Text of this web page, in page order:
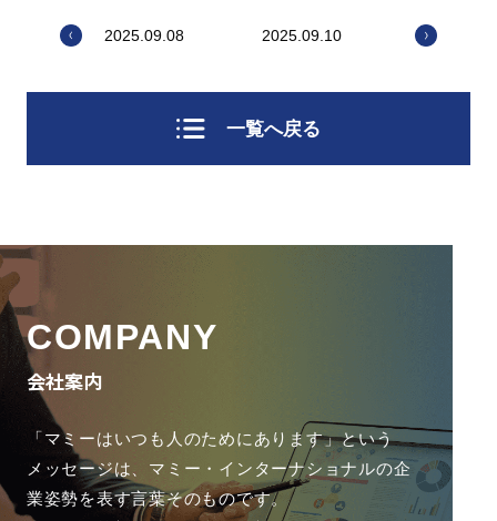
2025.09.08 2025.09.10
一覧へ戻る
COMPANY
会社案内
「マミーはいつも人のためにあります」という
メッセージは、 マミー・インターナショナルの企
業姿勢を表す言葉そのものです。